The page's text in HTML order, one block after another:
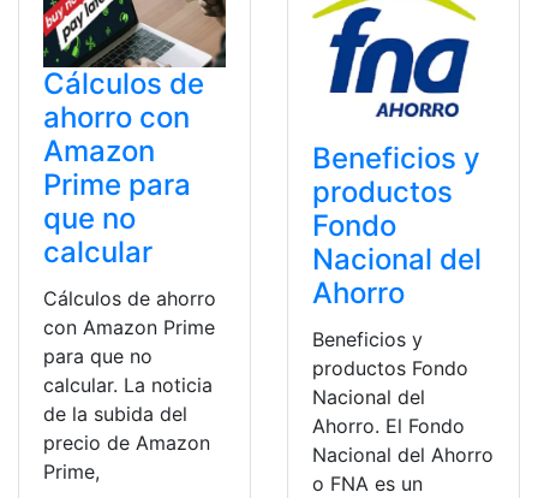
Cálculos de
ahorro con
Amazon
Prime para
que no
calcular
Cálculos de ahorro
con Amazon Prime
para que no
calcular. La noticia
de la subida del
precio de Amazon
Prime,
Beneficios y
productos
Fondo
Nacional del
Ahorro
Beneficios y
productos Fondo
Nacional del
Ahorro. El Fondo
Nacional del Ahorro
o FNA es un